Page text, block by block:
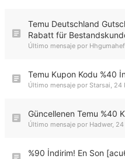
Temu Deutschland
Rabatt für
Último mensaje por
Temu Kupon Kodu %40
Último mensaje por Starsai, 24
Güncellenen Temu %40
Último mensaje por Hadwer,
%90 İndirim! En Son